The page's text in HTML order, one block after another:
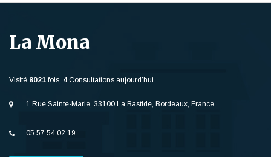
La Mona
Visité 8021 fois, 4 Consultations aujourd’hui
1 Rue Sainte-Marie, 33100 La Bastide, Bordeaux, France
05 57 54 02 19